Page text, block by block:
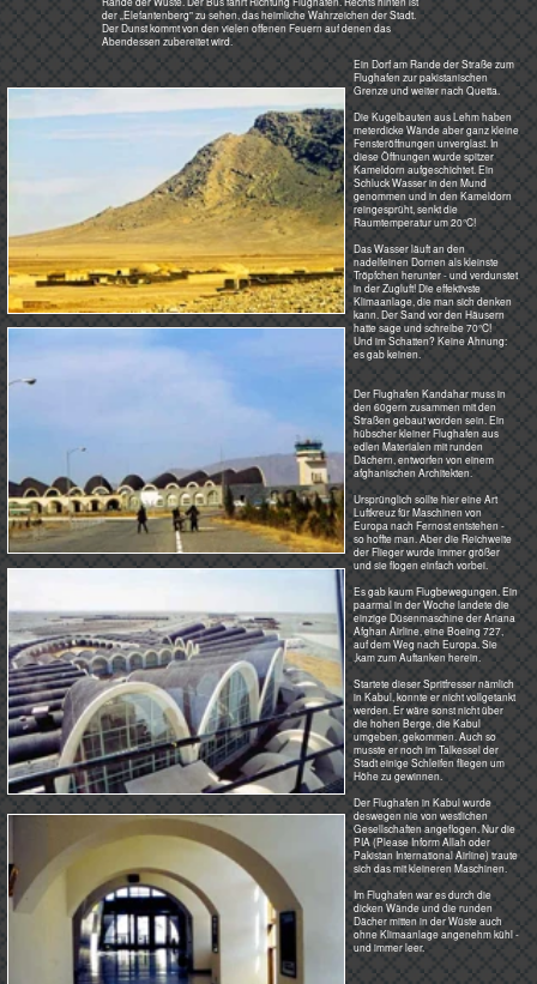
Die mächtigen schattenspendenden
Fluggastbrücken aus Beton hatten
aber auch Nachteile. Die Bring 727-
100C war mal mit dem Flügel
dagegen gefahren und konnte nicht
weiter fliegen.
Man kannte ja einige Piloten. Sie
spielten im Deutschen Club in
Kabul Tennis. Was die so erzählten:
Einmal, so um 1955, ist eine DC 6
mitten in London nachts auf einer
Hauptstraße runtergebracht
worden. Der Pilot hatte die
Beleuchtung der Straße mit der
Auf das Flugfeld zu kommen
oder, wie weiter unten, auf den
Tower zu kommen - der war eh
nicht besetzt, man flog auf Sicht
- war kein Problem.
Eine chinesische Delegation
wurde hier vom aufgeregten
Gouverneur von Kandahar
empfangen.
Raumtemperatur um 20°C!
Das Wasser läuft an den
nadelfeinen Dornen als kleinste
in der Zugluft! Die effektivste
Klimaanlage, die man sich denken
kann. Der Sand vor den Häusern
Und im Schatten? Keine Ahnung:
Der Flughafen Kandahar muss in
den 60gern zusammen mit den
Straßen gebaut worden sein. Ein
hübscher kleiner Flughafen aus
edlen Materialen mit runden
Dächern, entworfen von einem
afghanischen Architekten.
Ursprünglich sollte hier eine Art
Luftkreuz für Maschinen von
Europa nach Fernost entstehen -
so hoffte man. Aber die Reichweite
der Flieger wurde immer größer
und sie flogen einfach vorbei.
Es gab kaum Flugbewegungen. Ein
paarmal in der Woche landete die
einzige Düsenmaschine der Ariana
Afghan Airline, eine Boeing 727,
auf dem Weg nach Europa. Sie
,kam zum Auftanken herein.
Startete dieser Spritfresser nämlich
in Kabul, konnte er nicht vollgetankt
werden. Er wäre sonst nicht über
Stadt einige Schleifen fliegen um
Der Flughafen in Kabul wurde
Gesellschaften angeflogen. Nur die
PIA (Please Inform Allah oder
Pakistan International Airline) traute
sich das mit kleineren Maschinen.
Im Flughafen war es durch die
dicken Wände und die runden
Dächer mitten in der Wüste auch
ohne Klimaanlage angenehm kühl -
und immer leer.